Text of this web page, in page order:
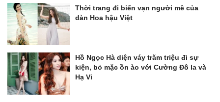
Thời trang đi biển vạn người mê của
dàn Hoa hậu Việt
Hồ Ngọc Hà diện váy trăm triệu đi sự
kiện, bỏ mặc ồn ào với Cường Đô la và
Hạ Vi